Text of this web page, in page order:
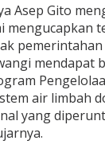
Asep Gito
mengucapkan
mendapat
air limbah
yang